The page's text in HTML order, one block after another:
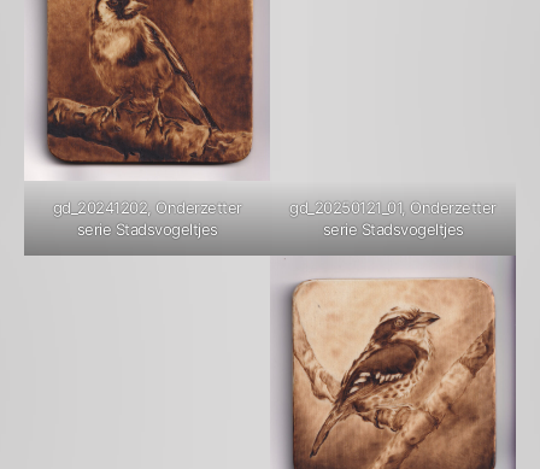
gd_20241202, Onderzetter
serie Stadsvogeltjes
gd_20250121_01, Onderzetter
serie Stadsvogeltjes